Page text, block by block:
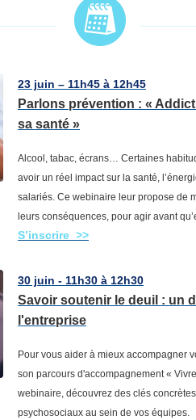
23 juin – 11h45 à 12h45
Parlons prévention : «
sa santé »
Alcool, tabac, écrans… Certaines
avoir un réel impact sur la santé,
salariés. Ce webinaire leur propose de
leurs conséquences, pour agir avant
S’inscrire >>
30 juin - 11h30 à 12h30
Savoir soutenir le deuil : un
l'entreprise
Pour vous aider à mieux accompagner
son parcours d'accompagnement «
webinaire, découvrez des clés
psychosociaux au sein de vos équipes.